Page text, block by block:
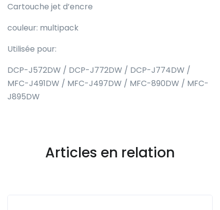
Cartouche jet d’encre
couleur: multipack
Utilisée pour:
DCP-J572DW / DCP-J772DW / DCP-J774DW /
MFC-J491DW / MFC-J497DW / MFC-890DW / MFC-
J895DW
Articles en relation